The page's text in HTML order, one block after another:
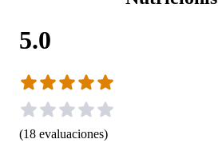
5.0
(18 evaluaciones)